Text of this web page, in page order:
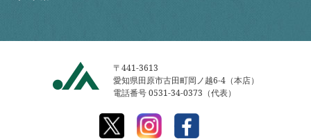
〒441-3613
愛知県田原市古田町岡ノ越6-4（本店）
電話番号 0531-34-0373（代表）